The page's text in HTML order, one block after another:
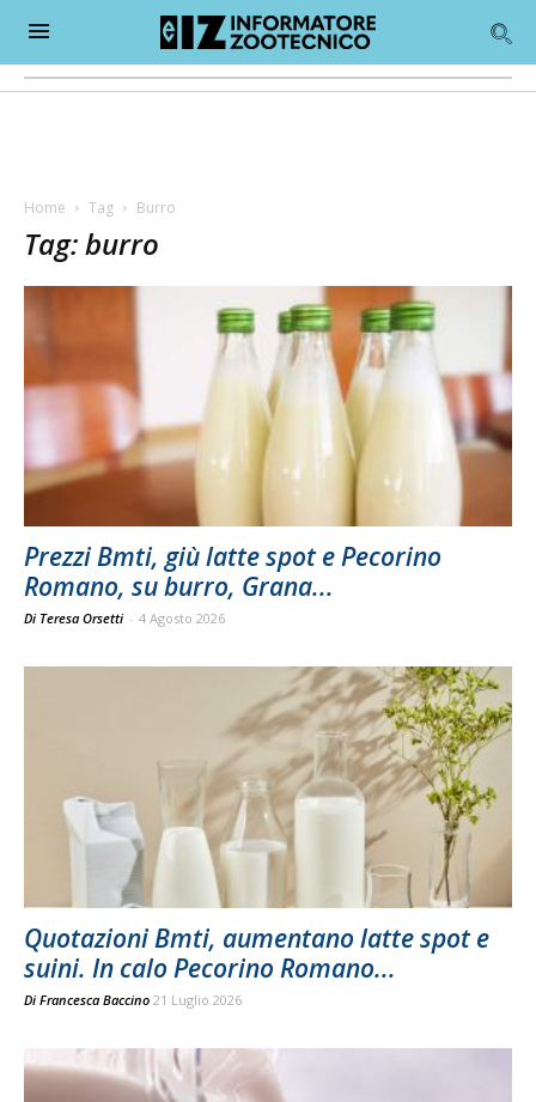
Home Tag Burro
Tag: burro
Prezzi Bmti, giù latte spot e Pecorino
Romano, su burro, Grana...
Di Teresa Orsetti - 4 Agosto 2026
Quotazioni Bmti, aumentano latte spot e
suini. In calo Pecorino Romano...
Di Francesca Baccino 21 Luglio 2026